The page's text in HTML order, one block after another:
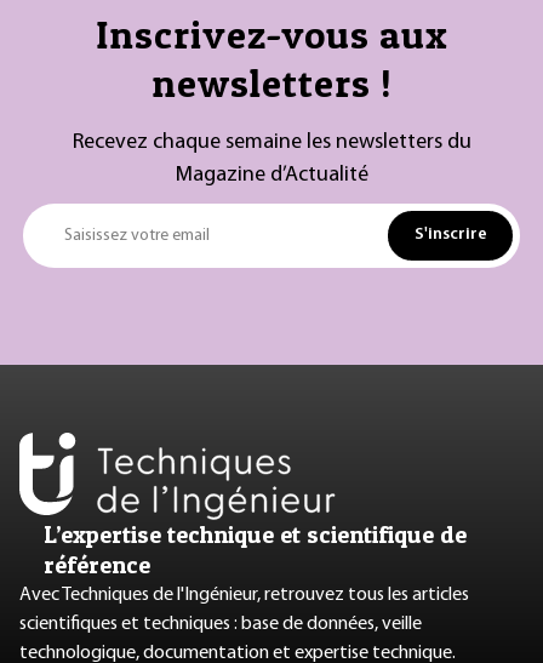
Inscrivez-vous aux
newsletters !
Recevez chaque semaine les newsletters du
Magazine d’Actualité
Saisissez votre email S'inscrire
L’expertise technique et scientifique de
référence
Avec Techniques de l'Ingénieur, retrouvez tous les articles
scientifiques et techniques : base de données, veille
technologique, documentation et expertise technique.